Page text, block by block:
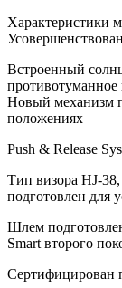
Характеристики
Встроенный
противотуманное
Новый механизм
положениях
Push & Release
Тип визора HJ-
подготовлен для
Шлем
Smart второго
Сертифицирован